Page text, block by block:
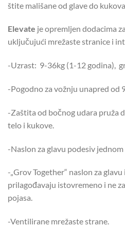
štite mališane od glave do kukova.
Elevate je opremljen dodacima
uključujući mrežaste stranice i
-Uzrast: 9-36kg (1-12 godina),
-Pogodno za vožnju unapred od
-Zaštita od bočnog udara pruža
telo i kukove.
-Naslon za glavu podesiv
-„Grov Together“ naslon za
prilagođavaju istovremeno i ne
pojasa.
-Ventilirane mrežaste strane.